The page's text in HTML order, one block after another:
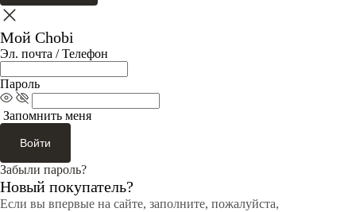
Мой Chobi
Эл. почта / Телефон
Пароль
Запомнить меня
Войти
Забыли пароль?
Новый покупатель?
Если вы впервые на сайте, заполните, пожалуйста,